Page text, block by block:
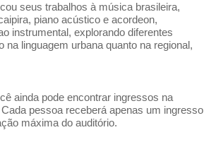
seus trabalhos à música brasileira,
piano acústico e acordeon,
instrumental, explorando diferentes
linguagem urbana quanto na regional,
ainda pode encontrar ingressos na
pessoa receberá apenas um ingresso
máxima do auditório.